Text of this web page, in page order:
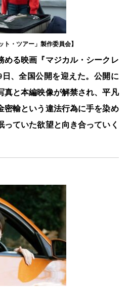
ト・ツアー」製作委員会】
める映画『マジカル・シークレ
、全国公開を迎えた。公開に
真と本編映像が解禁され、平凡
密輸という違法行為に手を染め
っていた欲望と向き合っていく